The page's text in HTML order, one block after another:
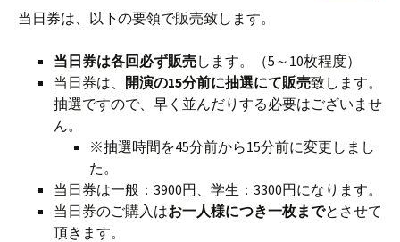
当日券は、以下の要領で販売致します。
当日券は各回必ず販売します。（5～10枚程度）
当日券は、 開演の15分前に抽選にて販売致します。
抽選ですので、早く並んだりする必要はございませ
ん。
※抽選時間を45分前から15分前に変更しまし
た。
当日券は一般：3900円、学生：3300円になります。
当日券のご購入はお一人様につき一枚までとさせて
頂きます。